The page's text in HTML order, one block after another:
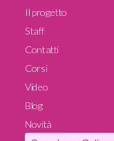
Il progetto
Staff
Contatti
Corsi
Video
Blog
Novità